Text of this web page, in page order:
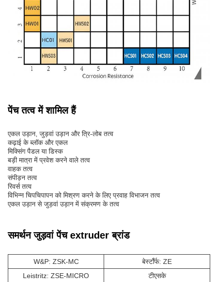
पेंच तत्व में शामिल हैं
एकल उड़ान, जुड़वां उड़ान और त्रि-लोब तत्व
कढ़ाई के ब्लॉक और एकल
मिक्सिंग पैडल या डिस्क
बड़ी मात्रा में प्रवेश करने वाले तत्व
वाहक तत्व
संपीड़न तत्व
रिवर्स तत्व
विभिन्न चिपचिपापन को मिश्रण करने के लिए प्रवाह विभाजन तत्व
एकल उड़ान से जुड़वां उड़ान में संक्रमण के तत्व
समर्थन जुड़वां पेंच extruder ब्रांड
W&P: ZSK-MC
बेर्स्टॉर्फ: ZE
Leistritz: ZSE-MICRO
टीएसके